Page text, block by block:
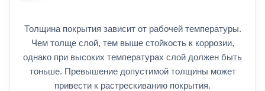
Толщина покрытия зависит от рабочей температуры.
Чем толще слой, тем выше стойкость к коррозии,
однако при высоких температурах слой должен быть
тоньше. Превышение допустимой толщины может
привести к растрескиванию покрытия.